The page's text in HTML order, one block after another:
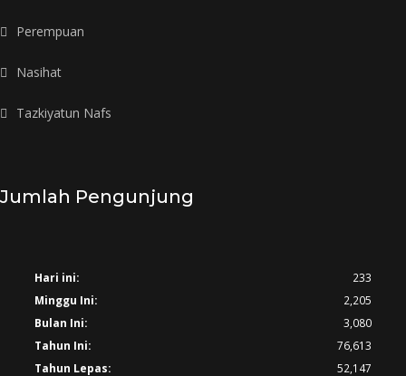
Perempuan
Nasihat
Tazkiyatun Nafs
Jumlah Pengunjung
Hari ini:
233
Minggu Ini:
2,205
Bulan Ini:
3,080
Tahun Ini:
76,613
Tahun Lepas:
52,147